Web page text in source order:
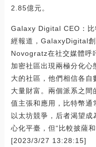
2.85億元。
Galaxy Digital CEO：比
經報道，GalaxyDigital
Novogratz在社交媒體呼
加密社區出現兩極分化
大的社區，他們相信各自
大量財富。兩個派系之
值主張和應用，比特幣通
以太坊競爭，后者渴望
心化平臺，但“比較披薩
[2023/3/27 13:28:15]